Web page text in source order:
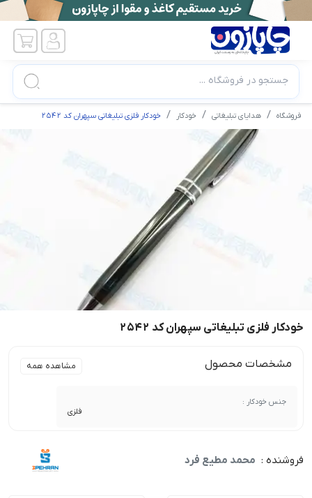
جستجو در فروشگاه ...
فروشگاه هدایای تبلیغاتی خودکار خودکار فلزی تبلیغاتی سپهران کد 2542
خودکار فلزی تبلیغاتی سپهران کد 2542
مشخصات محصول مشاهده همه
جنس خودکار :
فلزی
فروشنده : محمد مطیع فرد